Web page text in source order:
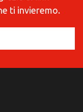
ti invieremo.